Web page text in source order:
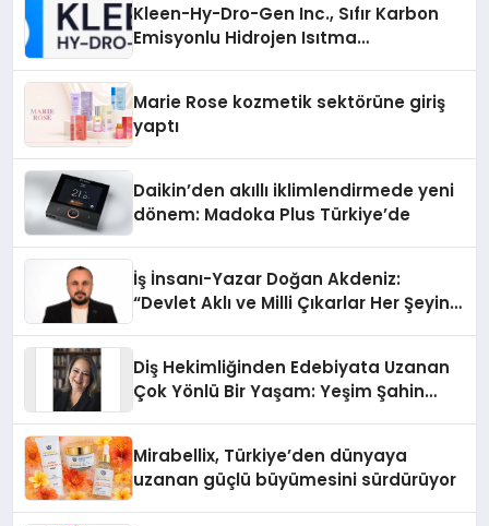
Kleen-Hy-Dro-Gen Inc., Sıfır Karbon
Emisyonlu Hidrojen Isıtma
Marie Rose kozmetik sektörüne giriş
yaptı
Daikin’den akıllı iklimlendirmede yeni
dönem: Madoka Plus Türkiye’de
İş İnsanı-Yazar Doğan Akdeniz:
“Devlet Aklı ve Milli Çıkarlar Her Şeyin
Diş Hekimliğinden Edebiyata Uzanan
Çok Yönlü Bir Yaşam: Yeşim Şahin
Mirabellix, Türkiye’den dünyaya
uzanan güçlü büyümesini sürdürüyor